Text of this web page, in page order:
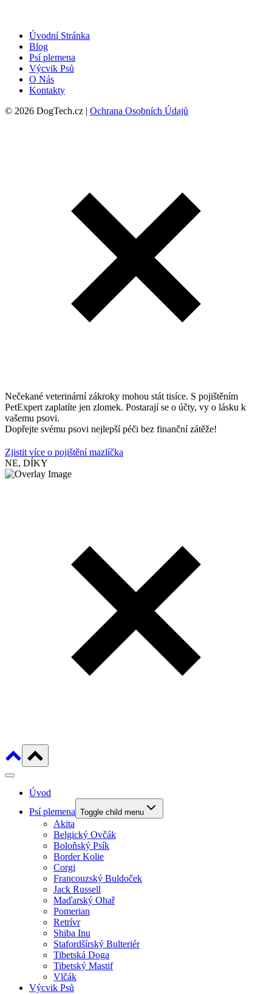
Úvodní Stránka
Blog
Psí plemena
Výcvik Psů
O Nás
Kontakty
© 2026 DogTech.cz | Ochrana Osobních Údajů
Nečekané veterinární zákroky mohou stát tisíce. S pojištěním
PetExpert zaplatíte jen zlomek. Postarají se o účty, vy o lásku k
vašemu psovi.
Dopřejte svému psovi nejlepší péči bez finanční zátěže!
Zjistit více o pojištění mazlíčka
NE, DÍKY
Úvod
Psí plemena Toggle child menu
Akita
Belgický Ovčák
Boloňský Psík
Border Kolie
Corgi
Francouzský Buldoček
Jack Russell
Maďarský Ohař
Pomerian
Retrívr
Shiba Inu
Stafordšírský Bulteriér
Tibetská Doga
Tibetský Mastif
Vlčák
Výcvik Psů